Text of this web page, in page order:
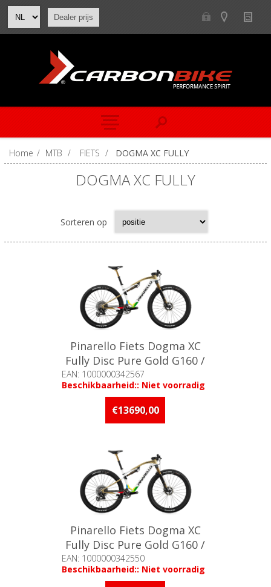
Dealer prijs
Home / MTB / FIETS / DOGMA XC FULLY
DOGMA XC FULLY
Sorteren op
Pinarello Fiets Dogma XC
Fully Disc Pure Gold G160 /
L
EAN: 1000000342567
Beschikbaarheid:: Niet voorradig
€13690,00
Pinarello Fiets Dogma XC
Fully Disc Pure Gold G160 /
M
EAN: 1000000342550
Beschikbaarheid:: Niet voorradig